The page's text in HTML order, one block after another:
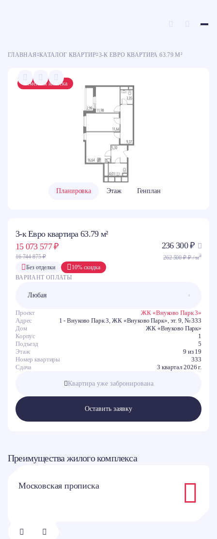
ГЛАВНАЯ КАТАЛОГ КВАРТИР 3-К ЕВРО КВАРТИРА 63.79 М²
Семейная ипотека
Планировка Этаж Генплан
3-к Евро квартира 63.79 м²
15 073 577 ₽
16 744 875 ₽
236 300 ₽
262 500 ₽ ₽ / м2
10% скидка
Без отделки
ВАРИАНТ ОПЛАТЫ
Проект
ЖК «Внуково Парк 3»
Адрес
1 - Внуково Парк 3, ЖК «Внуково Парк», эт. 9, № 333
Дом
ЖК «Внуково Парк»
Корпус
1
Подъезд
5
Этаж
9 из 19
Номер квартиры
333
Сдача
3 квартал 2026 г.
Квартира уже забронирована
Оставить заявку
Преимущества жилого комплекса
Московская прописка